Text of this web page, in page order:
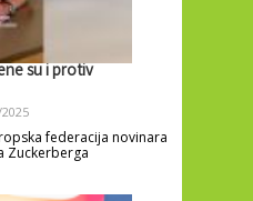
su i protiv
federacija novinara
Zuckerberga